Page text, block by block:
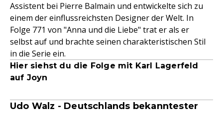
Assistent bei Pierre Balmain und entwickelte sich zu
einem der einflussreichsten Designer der Welt. In
Folge 771 von "Anna und die Liebe" trat er als er
selbst auf und brachte seinen charakteristischen Stil
in die Serie ein.
Hier siehst du die Folge mit Karl Lagerfeld
auf Joyn
Udo Walz - Deutschlands bekanntester